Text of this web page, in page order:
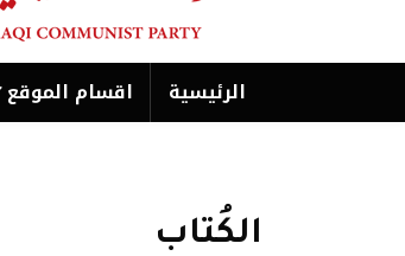
الرئیسية اقسام الموقع
الكُتاب